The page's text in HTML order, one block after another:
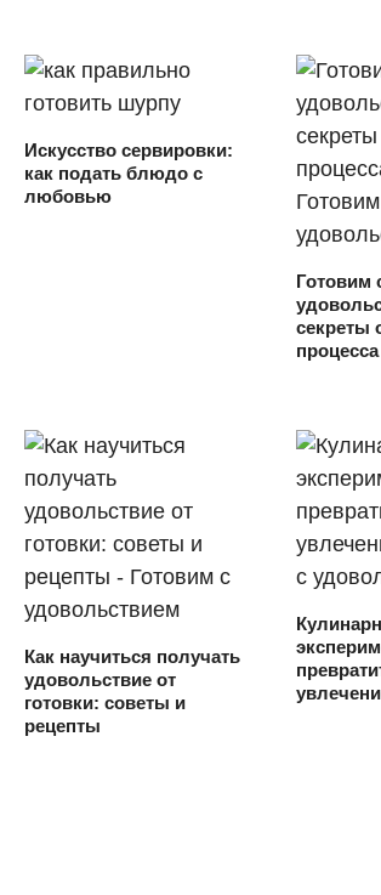
Искусство сервировки:
как подать блюдо с
любовью
Готовим
секреты
Как научиться получать
удовольствие от
готовки: советы и
рецепты